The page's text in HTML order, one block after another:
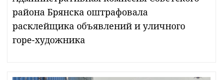
района Брянска оштрафовала
расклейщика объявлений и уличного
горе-художника